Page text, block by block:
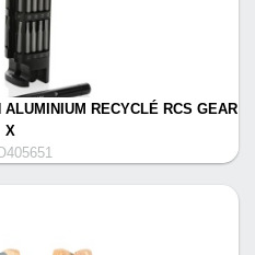
RECYCLÉ RCS GEAR
X